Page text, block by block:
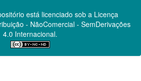
está licenciado sob a Licença
- NãoComercial - SemDerivações
4.0 Internacional.